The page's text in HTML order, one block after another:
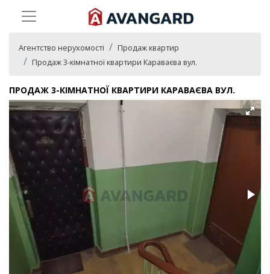
Агентство нерухомості
Продаж квартир
Продаж 3-кімнатної квартири Караваєва вул.
ПРОДАЖ 3-КІМНАТНОЇ КВАРТИРИ КАРАВАЄВА ВУЛ.